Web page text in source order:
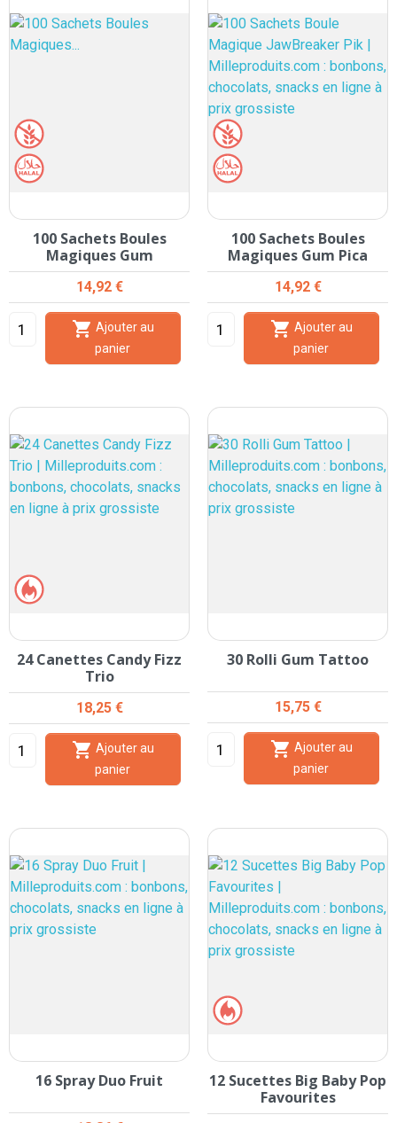
100 Sachets Boules
Magiques Gum
Prix
14,92 €

panier
100 Sachets Boules
Magiques Gum Pica
Prix
14,92 €

panier
24 Canettes Candy Fizz
Trio
Prix
18,25 €

panier
30 Rolli Gum Tattoo
Prix
15,75 €

panier
16 Spray Duo Fruit
12 Sucettes Big Baby Pop
Favourites